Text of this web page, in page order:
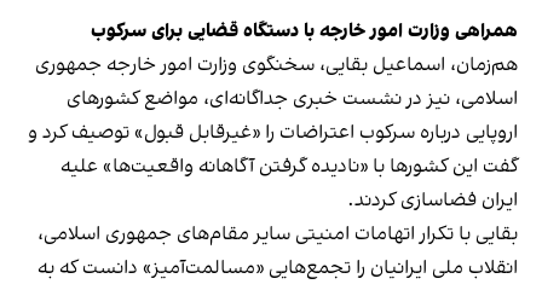
همراهی وزارت امور خارجه با دستگاه قضایی برای سرکوب
هم‌زمان، اسماعیل بقایی، سخنگوی وزارت امور خارجه جمهوری
اسلامی، نیز در نشست خبری جداگانه‌ای، مواضع کشورهای
اروپایی درباره سرکوب اعتراضات را «غیرقابل قبول» توصیف کرد و
گفت این کشورها با «نادیده گرفتن آگاهانه واقعیت‌ها» علیه
ایران فضاسازی کردند.
بقایی با تکرار اتهامات امنیتی سایر مقام‌های جمهوری اسلامی،
انقلاب ملی ایرانیان را تجمع‌هایی «مسالمت‌آمیز» دانست که به